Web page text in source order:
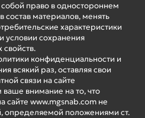
право в одностороннем
состав материалов, менять
характеристики
условии сохранения
конфиденциальности и
всякий раз, оставляя свои
связи на сайте
внимание на то, что
www.mgsnab.com не
определяемой положениями ст.